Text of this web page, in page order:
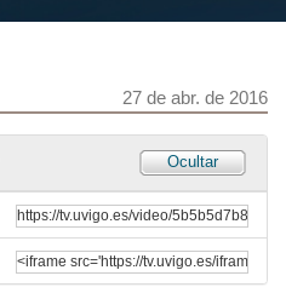
27 de abr. de 2016
Ocultar
27 de abr. de 2016
Alumnos Uvigo opinan: Grao en Belas Artes
Universidade de Vigo: aquí todo é posible
Alumnos Uvigo opinan: Grao en Belas Artes
Universidade de Vigo: aquí todo é posible